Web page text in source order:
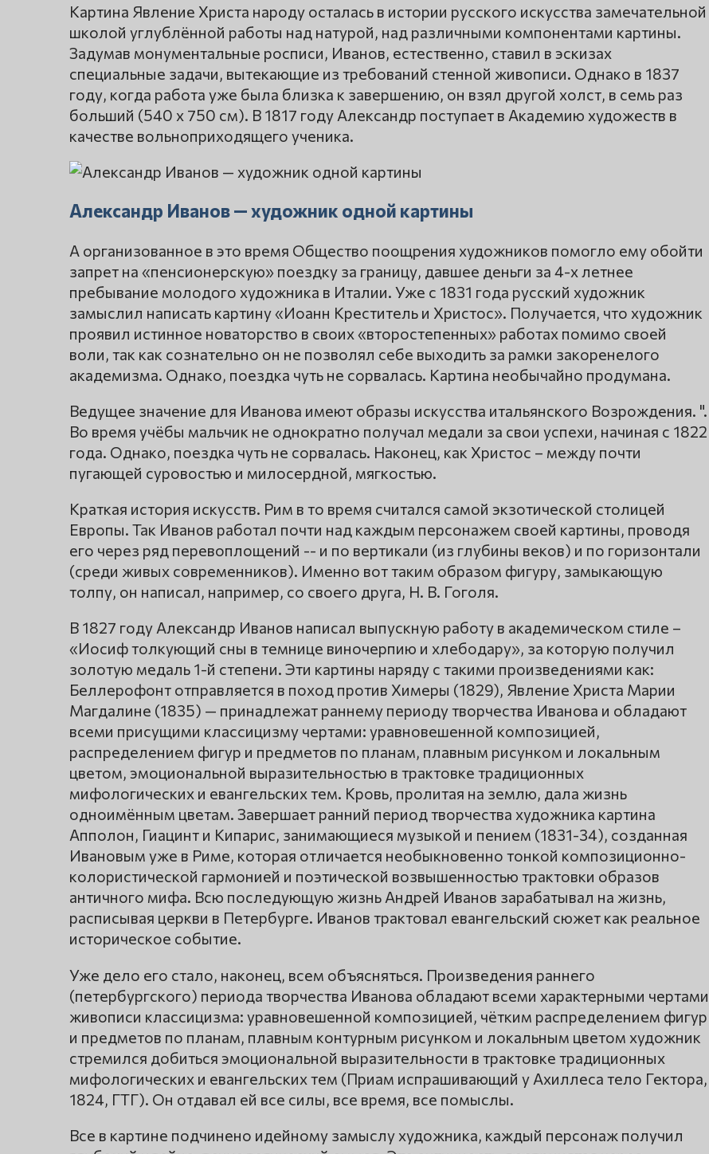
Картина Явление Христа народу осталась в истории русского искусства замечательной
школой углублённой работы над натурой, над различными компонентами картины.
Задумав монументальные росписи, Иванов, естественно, ставил в эскизах
специальные задачи, вытекающие из требований стенной живописи. Однако в 1837
году, когда работа уже была близка к завершению, он взял другой холст, в семь раз
больший (540 х 750 см). В 1817 году Александр поступает в Академию художеств в
качестве вольноприходящего ученика.
Александр Иванов — художник одной картины
А организованное в это время Общество поощрения художников помогло ему обойти
запрет на «пенсионерскую» поездку за границу, давшее деньги за 4-х летнее
пребывание молодого художника в Италии. Уже с 1831 года русский художник
замыслил написать картину «Иоанн Креститель и Христос». Получается, что художник
проявил истинное новаторство в своих «второстепенных» работах помимо своей
воли, так как сознательно он не позволял себе выходить за рамки закоренелого
академизма. Однако, поездка чуть не сорвалась. Картина необычайно продумана.
Ведущее значение для Иванова имеют образы искусства итальянского Возрождения. ".
Во время учёбы мальчик не однократно получал медали за свои успехи, начиная с 1822
года. Однако, поездка чуть не сорвалась. Наконец, как Христос – между почти
пугающей суровостью и милосердной, мягкостью.
Краткая история искусств. Рим в то время считался самой экзотической столицей
Европы. Так Иванов работал почти над каждым персонажем своей картины, проводя
его через ряд перевоплощений -- и по вертикали (из глубины веков) и по горизонтали
(среди живых современников). Именно вот таким образом фигуру, замыкающую
толпу, он написал, например, со своего друга, Н. В. Гоголя.
В 1827 году Александр Иванов написал выпускную работу в академическом стиле –
«Иосиф толкующий сны в темнице виночерпию и хлебодару», за которую получил
золотую медаль 1-й степени. Эти картины наряду с такими произведениями как:
Беллерофонт отправляется в поход против Химеры (1829), Явление Христа Марии
Магдалине (1835) — принадлежат раннему периоду творчества Иванова и обладают
всеми присущими классицизму чертами: уравновешенной композицией,
распределением фигур и предметов по планам, плавным рисунком и локальным
цветом, эмоциональной выразительностью в трактовке традиционных
мифологических и евангельских тем. Кровь, пролитая на землю, дала жизнь
одноимённым цветам. Завершает ранний период творчества художника картина
Апполон, Гиацинт и Кипарис, занимающиеся музыкой и пением (1831-34), созданная
Ивановым уже в Риме, которая отличается необыкновенно тонкой композиционно-
колористической гармонией и поэтической возвышенностью трактовки образов
античного мифа. Всю последующую жизнь Андрей Иванов зарабатывал на жизнь,
расписывая церкви в Петербурге. Иванов трактовал евангельский сюжет как реальное
историческое событие.
Уже дело его стало, наконец, всем объясняться. Произведения раннего
(петербургского) периода творчества Иванова обладают всеми характерными чертами
живописи классицизма: уравновешенной композицией, чётким распределением фигур
и предметов по планам, плавным контурным рисунком и локальным цветом художник
стремился добиться эмоциональной выразительности в трактовке традиционных
мифологических и евангельских тем (Приам испрашивающий у Ахиллеса тело Гектора,
1824, ГТГ). Он отдавал ей все силы, все время, все помыслы.
Все в картине подчинено идейному замыслу художника, каждый персонаж получил